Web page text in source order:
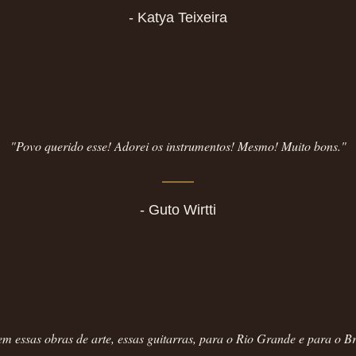
- Katya Teixeira
"Povo querido esse! Adorei os instrumentos! Mesmo! Muito bons."
- Guto Wirtti
essas obras de arte, essas guitarras, para o Rio Grande e para o